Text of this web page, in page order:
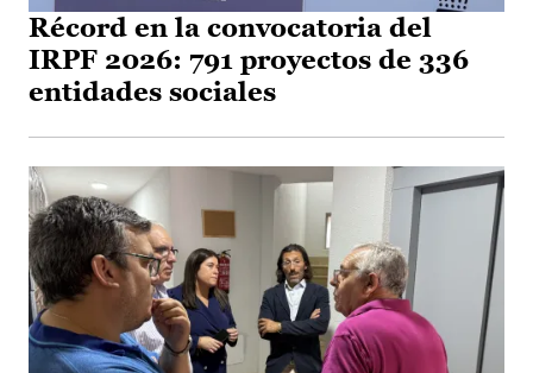
Récord en la convocatoria del
IRPF 2026: 791 proyectos de 336
entidades sociales